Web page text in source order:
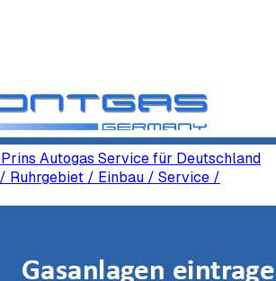
Autogas Service für Deutschland
Ruhrgebiet / Einbau / Service /